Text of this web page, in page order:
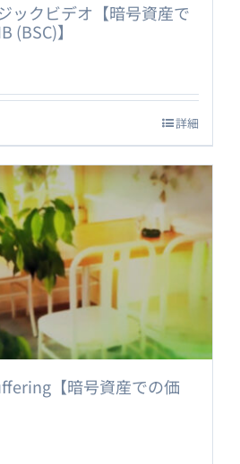
ックビデオ【暗号資産で
(BSC)】
詳細
【暗号資産での価